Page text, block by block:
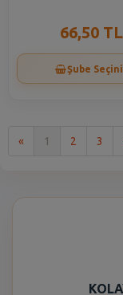
66,50 TL
Şube
« 1 2 3